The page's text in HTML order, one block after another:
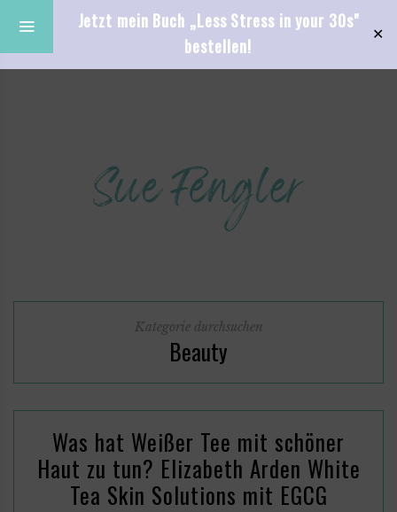
Jetzt mein Buch „Less Stress in your 30s"
bestellen!
✕
Kategorie durchsuchen
Beauty
Was hat Weißer Tee mit schöner
Haut zu tun? Elizabeth Arden White
Tea Skin Solutions mit EGCG